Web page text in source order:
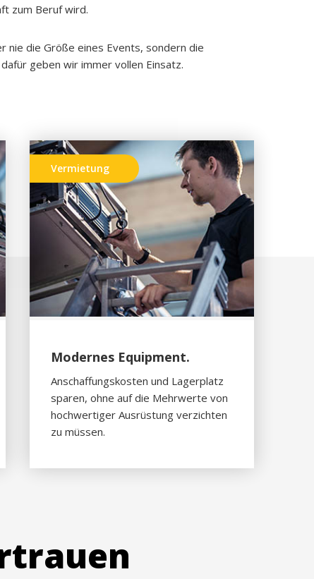
zum Beruf wird.
nie die Größe eines Events, sondern die
geben wir immer vollen Einsatz.
Vermietung
Modernes Equipment.
Anschaffungskosten und Lagerplatz
sparen, ohne auf die Mehrwerte von
hochwertiger Ausrüstung verzichten
zu müssen.